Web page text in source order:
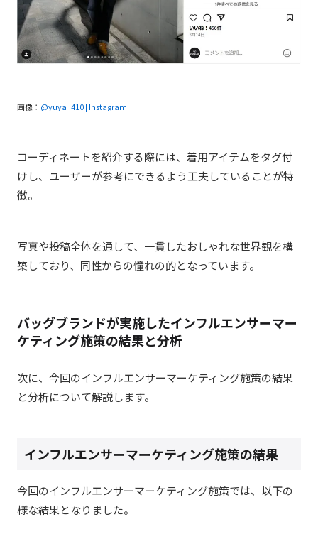
画像： @yuya_410 | Instagram
コーディネートを紹介する際には、着用アイテムをタグ付
けし、ユーザーが参考にできるよう工夫していることが特
徴。
写真や投稿全体を通して、一貫したおしゃれな世界観を構
築しており、同性からの憧れの的となっています。
バッグブランドが実施したインフルエンサーマー
ケティング施策の結果と分析
次に、今回のインフルエンサーマーケティング施策の結果
と分析について解説します。
インフルエンサーマーケティング施策の結果
今回のインフルエンサーマーケティング施策では、以下の
様な結果となりました。